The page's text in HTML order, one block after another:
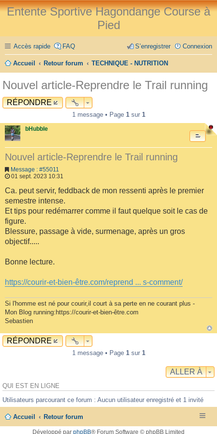
Entente Sportive Hagondange Course à
Pied
Accès rapide FAQ Connexion
S’enregistrer
Accueil Retour forum TECHNIQUE - NUTRITION
Nouvel article-Reprendre le Trail running
RÉPONDRE
1 message • Page 1sur 1
bHubble
Nouvel article-Reprendre le Trail running
Message : #55011
01 sept. 2023 10:31
Ca. peut servir, feddback de mon ressenti après le premier
semestre intense.
Et tips pour redémarrer comme il faut quelque soit le cas de
figure.
Blessure, passage à vide, surmenage, après un gros
objectif.....
Bonne lecture.
https://courir-et-bien-être.com/reprend ... s-comment/
Si l'homme est né pour courir,il court à sa perte en ne courant plus -
Mon Blog running:https://courir-et-bien-être.com
Sebastien
RÉPONDRE
1 message • Page 1sur 1
ALLER À
QUI EST EN LIGNE
Utilisateurs parcourant ce forum : Aucun utilisateur enregistré et 1 invité
Accueil Retour forum
Développé par phpBB® Forum Software © phpBB Limited